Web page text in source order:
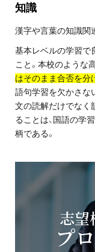
知識
漢字や言葉の知識関
基本レベルの学習で
こと。本校のような
はそのまま合否を分
語句学習を欠かさな
文の読解だけでなく
ることは、国語の学
柄である。
志望
プ